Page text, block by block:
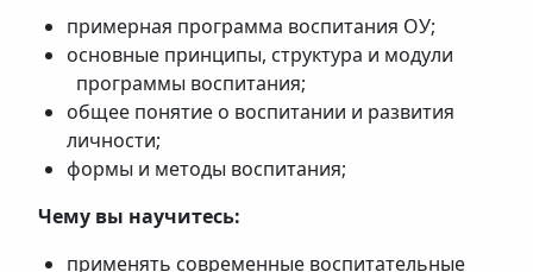
примерная программа воспитания ОУ;
основные принципы, структура и модули
программы воспитания;
общее понятие о воспитании и развития
личности;
формы и методы воспитания;
Чему вы научитесь:
применять современные воспитательные